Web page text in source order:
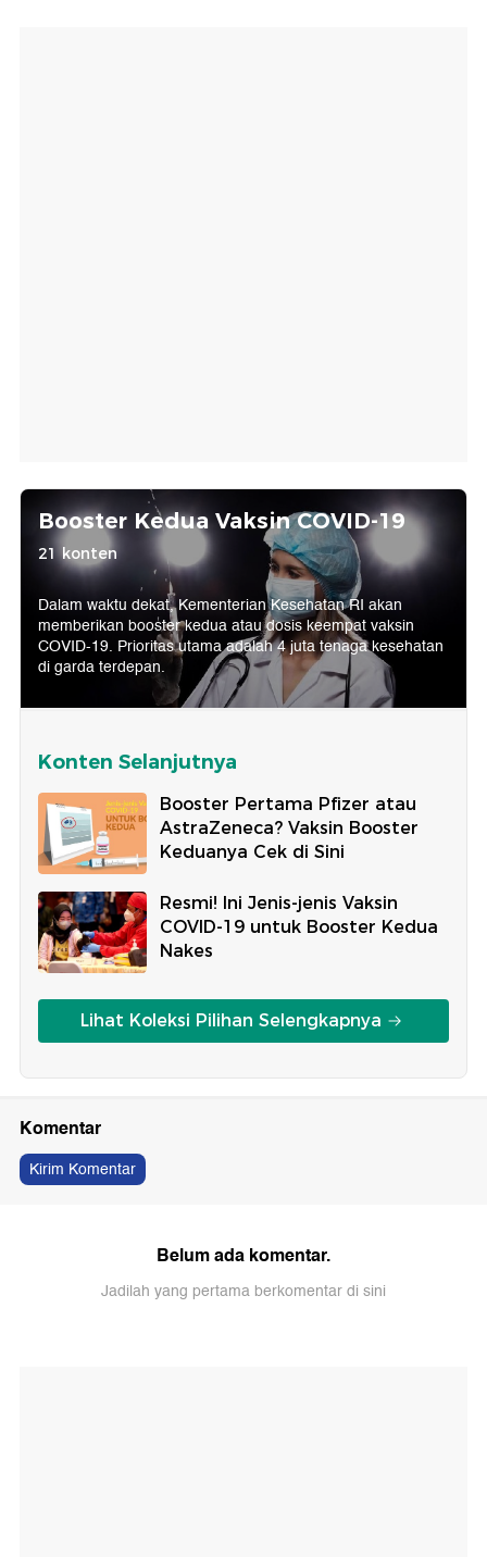
Booster Kedua Vaksin COVID-19
21 konten
Dalam waktu dekat, Kementerian Kesehatan RI akan
memberikan booster kedua atau dosis keempat vaksin
COVID-19. Prioritas utama adalah 4 juta tenaga kesehatan
di garda terdepan.
Konten Selanjutnya
Booster Pertama Pfizer atau
AstraZeneca? Vaksin Booster
Keduanya Cek di Sini
Resmi! Ini Jenis-jenis Vaksin
COVID-19 untuk Booster Kedua
Nakes
Lihat Koleksi Pilihan Selengkapnya
Komentar
Kirim Komentar
Belum ada komentar.
Jadilah yang pertama berkomentar di sini